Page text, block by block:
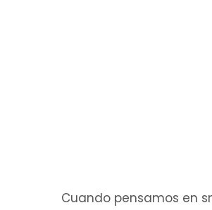
Cuando pensamos en